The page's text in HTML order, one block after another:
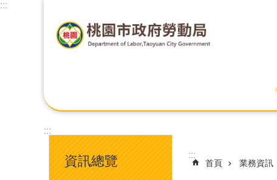
:::
:::
資訊總覽 :::
首頁 業務資訊